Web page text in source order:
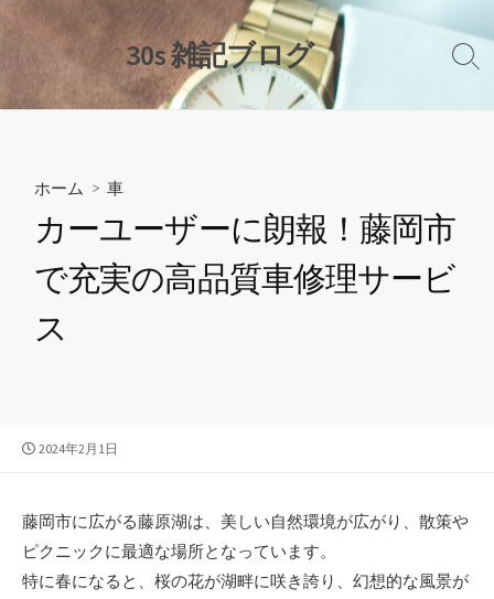
コ
ン
30s 雑記ブログ
検
ホーム > 車
カーユーザーに朗報！藤岡市
で充実の高品質車修理サービ
ス
公
2024年2月1日
藤岡市に広がる藤原湖は、美しい自然環境が広がり、散策や
ピクニックに最適な場所となっています。
特に春になると、桜の花が湖畔に咲き誇り、幻想的な風景が